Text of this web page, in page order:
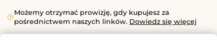
Możemy otrzymać prowizję, gdy kupujesz za
pośrednictwem naszych linków. Dowiedz się więcej